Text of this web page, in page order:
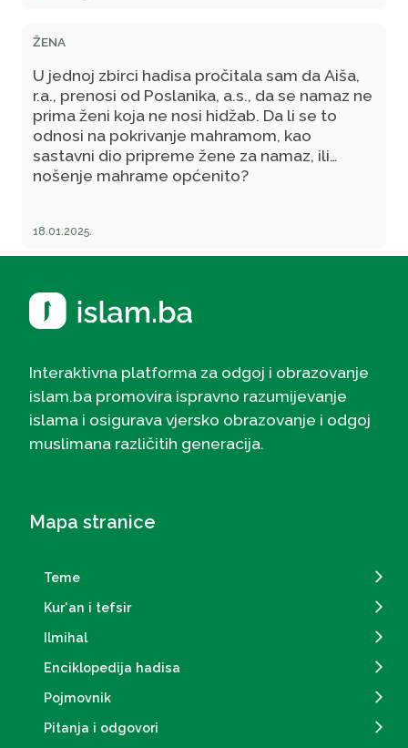
ŽENA
U jednoj zbirci hadisa pročitala sam da Aiša,
r.a., prenosi od Poslanika, a.s., da se namaz ne
prima ženi koja ne nosi hidžab. Da li se to
odnosi na pokrivanje mahramom, kao
sastavni dio pripreme žene za namaz, ili
nošenje mahrame općenito?
18.01.2025.
Interaktivna platforma za odgoj i obrazovanje
islam.ba promovira ispravno razumijevanje
islama i osigurava vjersko obrazovanje i odgoj
muslimana različitih generacija.
Mapa stranice
Teme
Kur'an i tefsir
Ilmihal
Enciklopedija hadisa
Pojmovnik
Pitanja i odgovori